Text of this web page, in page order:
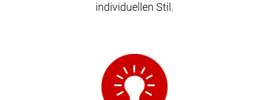
individuellen Stil.